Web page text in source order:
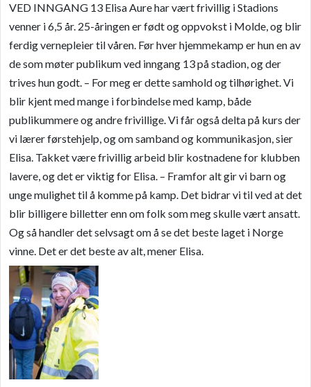
VED INNGANG 13 Elisa Aure har vært frivillig i Stadions
venner i 6,5 år. 25-åringen er født og oppvokst i Molde, og blir
ferdig vernepleier til våren. Før hver hjemmekamp er hun en av
de som møter publikum ved inngang 13 på stadion, og der
trives hun godt. – For meg er dette samhold og tilhørighet. Vi
blir kjent med mange i forbindelse med kamp, både
publikummere og andre frivillige. Vi får også delta på kurs der
vi lærer førstehjelp, og om samband og kommunikasjon, sier
Elisa. Takket være frivillig arbeid blir kostnadene for klubben
lavere, og det er viktig for Elisa. – Framfor alt gir vi barn og
unge mulighet til å komme på kamp. Det bidrar vi til ved at det
blir billigere billetter enn om folk som meg skulle vært ansatt.
Og så handler det selvsagt om å se det beste laget i Norge
vinne. Det er det beste av alt, mener Elisa.